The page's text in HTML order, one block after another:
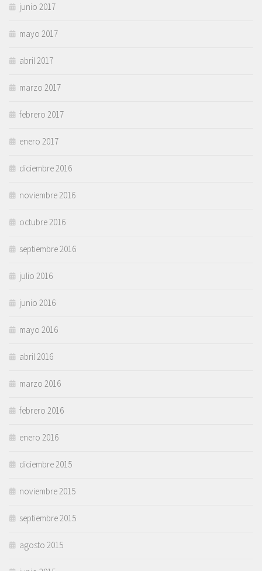
junio 2017
mayo 2017
abril 2017
marzo 2017
febrero 2017
enero 2017
diciembre 2016
noviembre 2016
octubre 2016
septiembre 2016
julio 2016
junio 2016
mayo 2016
abril 2016
marzo 2016
febrero 2016
enero 2016
diciembre 2015
noviembre 2015
septiembre 2015
agosto 2015